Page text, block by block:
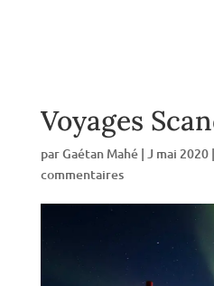
Voyages
parGaétan Mahé| J mai 2020|
commentaires